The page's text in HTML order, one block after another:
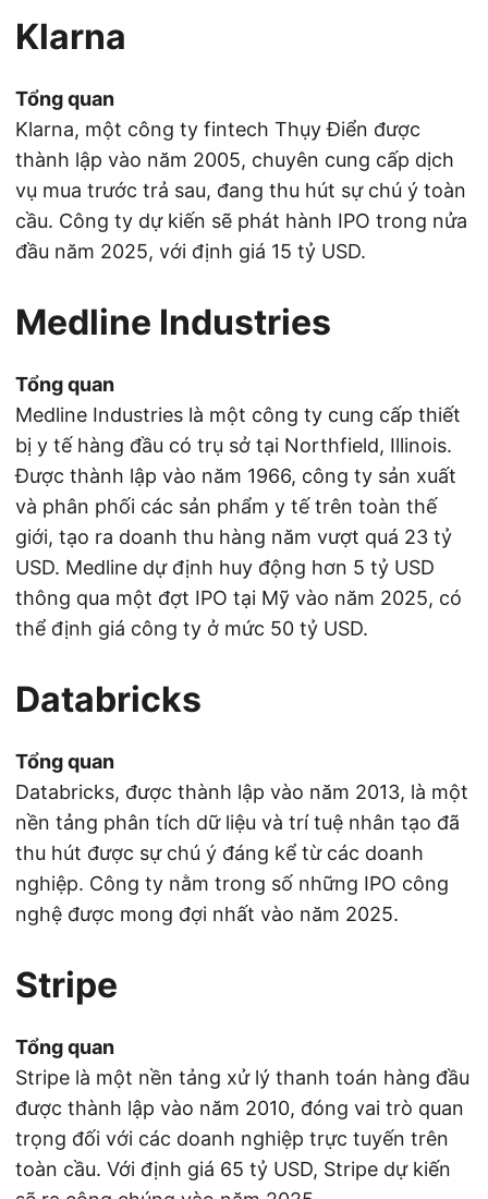
Klarna
Tổng quan
Klarna, một công ty fintech Thụy Điển được
thành lập vào năm 2005, chuyên cung cấp dịch
vụ mua trước trả sau, đang thu hút sự chú ý toàn
cầu. Công ty dự kiến sẽ phát hành IPO trong nửa
đầu năm 2025, với định giá 15 tỷ USD.
Medline Industries
Tổng quan
Medline Industries là một công ty cung cấp thiết
bị y tế hàng đầu có trụ sở tại Northfield, Illinois.
Được thành lập vào năm 1966, công ty sản xuất
và phân phối các sản phẩm y tế trên toàn thế
giới, tạo ra doanh thu hàng năm vượt quá 23 tỷ
USD. Medline dự định huy động hơn 5 tỷ USD
thông qua một đợt IPO tại Mỹ vào năm 2025, có
thể định giá công ty ở mức 50 tỷ USD.
Databricks
Tổng quan
Databricks, được thành lập vào năm 2013, là một
nền tảng phân tích dữ liệu và trí tuệ nhân tạo đã
thu hút được sự chú ý đáng kể từ các doanh
nghiệp. Công ty nằm trong số những IPO công
nghệ được mong đợi nhất vào năm 2025.
Stripe
Tổng quan
Stripe là một nền tảng xử lý thanh toán hàng đầu
được thành lập vào năm 2010, đóng vai trò quan
trọng đối với các doanh nghiệp trực tuyến trên
toàn cầu. Với định giá 65 tỷ USD, Stripe dự kiến